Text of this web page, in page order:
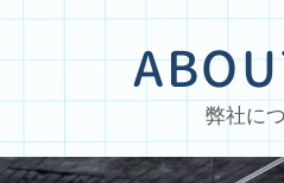
満開にはちょ
とい...
弊社に